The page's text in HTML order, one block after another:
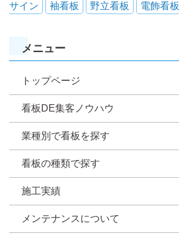
サイン 袖看板 野立看板 電飾看板
メニュー
トップページ
看板DE集客ノウハウ
業種別で看板を探す
看板の種類で探す
施工実績
メンテナンスについて